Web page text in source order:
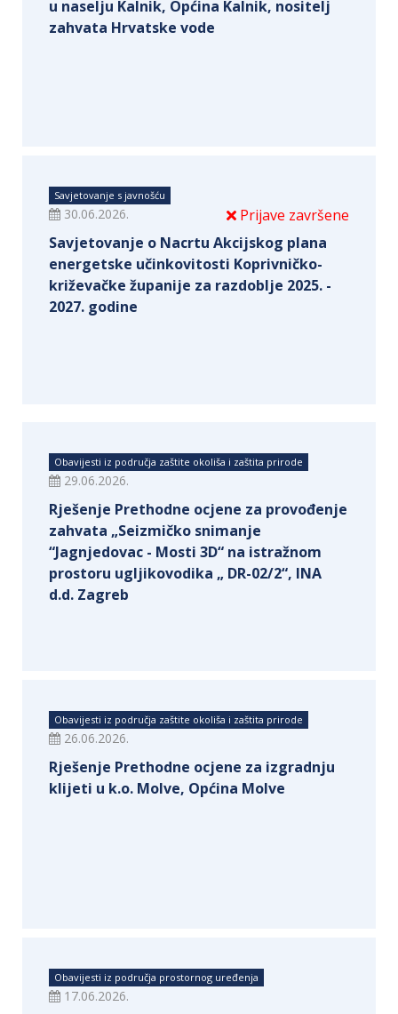
u naselju Kalnik, Općina Kalnik, nositelj
zahvata Hrvatske vode
Savjetovanje s javnošću
Prijave završene
30.06.2026.
Savjetovanje o Nacrtu Akcijskog plana
energetske učinkovitosti Koprivničko-
križevačke županije za razdoblje 2025. -
2027. godine
Obavijesti iz područja zaštite okoliša i zaštita prirode
29.06.2026.
Rješenje Prethodne ocjene za provođenje
zahvata „Seizmičko snimanje
“Jagnjedovac - Mosti 3D“ na istražnom
prostoru ugljikovodika „ DR-02/2“, INA
d.d. Zagreb
Obavijesti iz područja zaštite okoliša i zaštita prirode
26.06.2026.
Rješenje Prethodne ocjene za izgradnju
klijeti u k.o. Molve, Općina Molve
Obavijesti iz područja prostornog uređenja
17.06.2026.